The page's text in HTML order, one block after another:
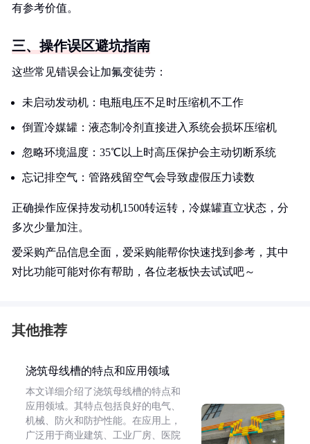
有参考价值。
三、操作误区避坑指南
这些常见错误会让加氟变徒劳：
未启动发动机：电瓶电压不足时压缩机不工作
倒置冷媒罐：液态制冷剂直接进入系统会损坏压缩机
忽略环境温度：35℃以上时高压保护会主动切断系统
忘记排空气：管路残留空气会导致虚假压力读数
正确操作应保持发动机1500转运转，冷媒罐直立状态，分
多次少量加注。
爱采购产品信息全面，爱采购能帮你快速找到参考，其中
对比功能可能对你有帮助，各位老板快去试试吧～
其他推荐
浇筑母线槽的特点和应用领域
本文详细介绍了浇筑母线槽的特点和
应用领域。其特点包括良好的电气、
机械、防火和防护性能。在应用上，
广泛用于商业建筑、工业厂房、医院